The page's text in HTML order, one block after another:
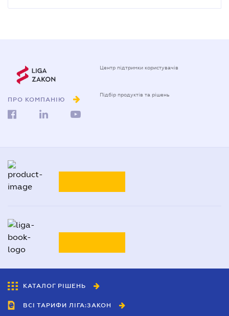
ПРО КОМПАНІЮ
Центр підтримки користувачів
Підбір продуктів та рішень
КАТАЛОГ РІШЕНЬ
ВСІ ТАРИФИ ЛІГА:ЗАКОН